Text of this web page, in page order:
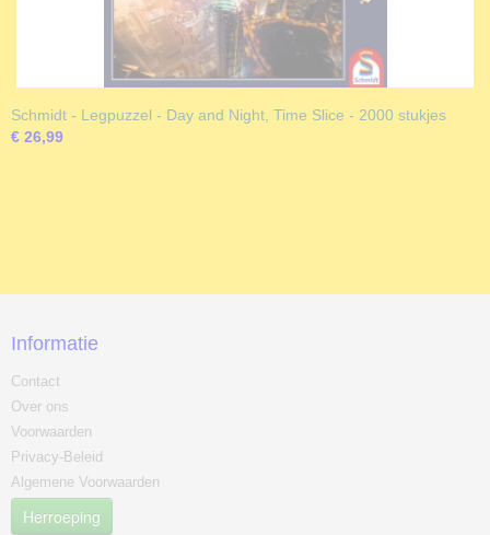
Schmidt - Legpuzzel - Day and Night, Time Slice - 2000 stukjes
€ 26,99
Informatie
Contact
Over ons
Voorwaarden
Privacy-Beleid
Algemene Voorwaarden
Herroeping